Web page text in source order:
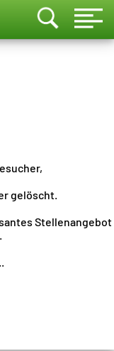
gelöscht.
Stellenangebot